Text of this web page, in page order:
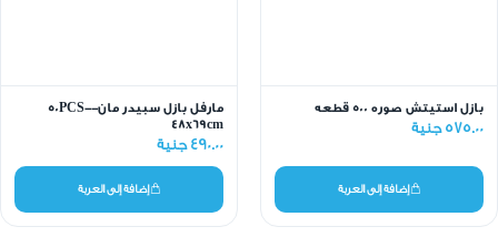
بازل استيتش صوره 500 قطعه
575.00 جنية
إضافة إلى العربة
مارفل بازل سبيدر مان-50PCS-
48x69cm
490.00 جنية
إضافة إلى العربة